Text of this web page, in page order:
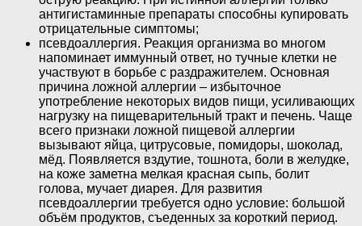
антигистаминные препараты способны купировать
отрицательные симптомы;
псевдоаллергия. Реакция организма во многом
напоминает иммунный ответ, но тучные клетки не
участвуют в борьбе с раздражителем. Основная
причина ложной аллергии – избыточное
употребление некоторых видов пищи, усиливающих
нагрузку на пищеварительный тракт и печень. Чаще
всего признаки ложной пищевой аллергии
вызывают яйца, цитрусовые, помидоры, шоколад,
мёд. Появляется вздутие, тошнота, боли в желудке,
на коже заметна мелкая красная сыпь, болит
голова, мучает диарея. Для развития
псевдоаллергии требуется одно условие: большой
объём продуктов, съеденных за короткий период.